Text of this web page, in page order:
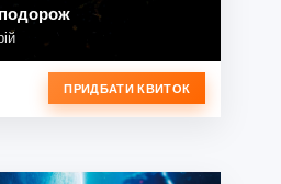
ПРИДБАТИ КВИТОК